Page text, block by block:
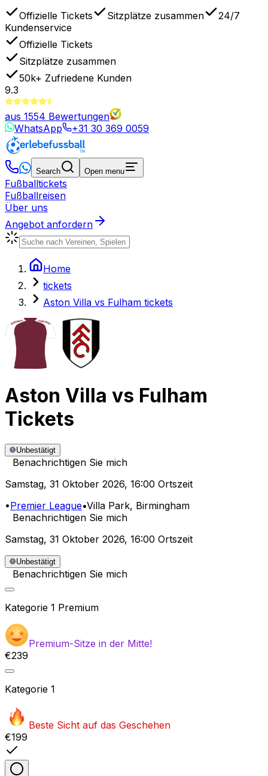
Offizielle Tickets Sitzplätze zusammen
24/7
Kundenservice
Offizielle Tickets
Sitzplätze zusammen
50k+ Zufriedene Kunden
9.3
aus 1554 Bewertungen
WhatsApp
+31 30 369 0059
Search Open menu
Fußballtickets
Fußballreisen
Über uns
Angebot anfordern
Home
tickets
Aston Villa vs Fulham tickets
Aston Villa vs Fulham
Tickets
Unbestätigt
Benachrichtigen Sie mich
Samstag, 31 Oktober 2026, 16:00 Ortszeit
•Premier League•Villa Park, Birmingham
Benachrichtigen Sie mich
Samstag, 31 Oktober 2026, 16:00 Ortszeit
Unbestätigt
Benachrichtigen Sie mich
Kategorie 1 Premium
Premium-Sitze in der Mitte!
€239
Kategorie 1
Beste Sicht auf das Geschehen
€199